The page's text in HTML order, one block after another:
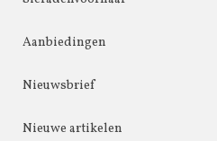
Aanbiedingen
Nieuwsbrief
Nieuwe artikelen